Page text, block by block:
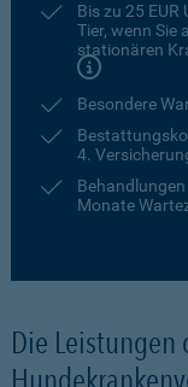
Bis zu 25
Tier, wenn Sie
stationären
Besondere
4.
Monate
Die Leistungen